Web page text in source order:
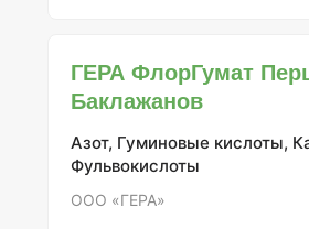
Удобрение основано на
активных микроорганизмов,
плодородия, активизируют
разложения органических
повышают доступность
ГЕРА ФлорГумат
Баклажанов
Азот, Гуминовые кислоты,
Фульвокислоты
ООО «ГЕРА»